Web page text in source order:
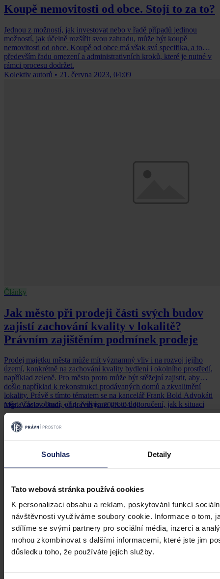
Souhlas Detaily
Tato webová stránka používá cookies
K personalizaci obsahu a reklam, poskytování funkcí
návštěvnosti využíváme soubory cookie. Informace o tom,
sdílíme se svými partnery pro sociální média, inzerci a
mohou zkombinovat s dalšími informacemi, které jste jim
důsledku toho, že používáte jejich služby.
Koupě nemovitosti od obce. Stojí to za to?
Jednou z možností, jak investovat nebo v řadě případů jedinou
možností, jak účelně rozšířit svou zahradu, může být koupě
nemovitosti od obce. Koupě od obce má však svá specifika, a to
především řadu omezení a administrativních kroků, které je nutné v
rámci procesu dodržet.
Kolektiv autorů • 21. června 2023, 04:09
Články
Jak město při prodeji části svých budov
zajistí zachování kvality v lokalitě?
Právním zajištěním podmínek prodeje
Prodej majetku města může mít významný vliv i na rozvoj jejího
území, konkrétně na zachování kvality bydlení i okolního prostředí,
například zeleně. Pro město proto může být stěžejní zajistit, aby
došlo například k rekonstrukci prodávaných domů a zkvalitnění
lokality. Právě s tímto tématem se na kancelář Frank Bold Advokáti
města často obrací, připravili jsme proto doporučení, jak k situaci
přistupovat tak, aby bylo zvolené řešení výhodné pro město a
současně dostatečně atraktivní pro investory.
Mgr. Václav Duda • 14. června 2023, 04:40